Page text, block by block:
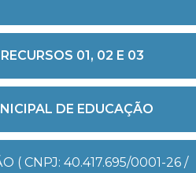
01, 02 E 03
DE EDUCAÇÃO
( CNPJ: 40.417.695/0001-26 /